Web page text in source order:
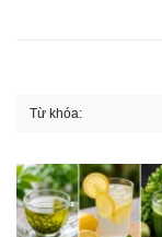
Từ khóa: